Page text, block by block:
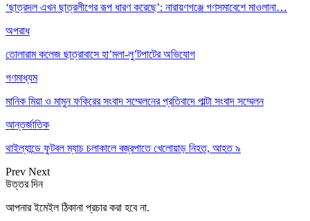
‘ছাত্রদল এখন ছাত্রলীগের রূপ ধারণ করেছে’: নারায়ণগঞ্জে গণসমাবেশে মাওলানা…
অপরাধ
তোলারাম কলেজ ছাত্রাবাসে হা’মলা-লু’টপাটের অভিযোগ
গণমাধ্যম
মানিক মিয়া ও মামুন ফকিরের সংবাদ সম্মেলনের প্রতিবাদে পাল্টা সংবাদ সম্মেলন
আন্তর্জাতিক
থাইল্যান্ডে ফুটবল ম্যাচ চলাকালে বজ্রপাতে খেলোয়াড় নিহত, আহত ৯
Prev Next
উত্তর দিন
আপনার ইমেইল ঠিকানা প্রচার করা হবে না.